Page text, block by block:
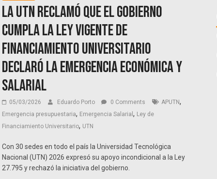
La UTN reclamó que el gobierno
cumpla la ley vigente de
financiamiento universitario
declaró la emergencia económica y
salarial
05/03/2026 Eduardo Porto 0 Comments APUTN,
Emergencia presupuestaria, Emergencia Salarial, Ley de
Financiamiento Universitario, UTN
Con 30 sedes en todo el país la Universidad Tecnológica
Nacional (UTN) 2026 expresó su apoyo incondicional a la Ley
27.795 y rechazó la iniciativa del gobierno.